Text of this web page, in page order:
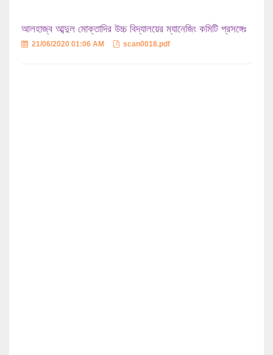
আলহাজ্ব আব্দুল মোক্তাদির উচ্চ বিদ্যালয়ের ম্যানেজিং কমিটি প্রসঙ্গেঃ
21/06/2020 01:06 AM scan0018.pdf